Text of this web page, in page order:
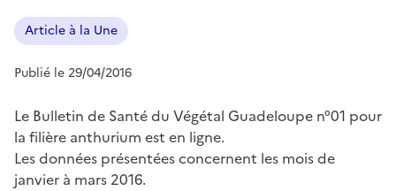
Article à la Une
Publié le 29/04/2016
Le Bulletin de Santé du Végétal Guadeloupe n°01 pour
la filière anthurium est en ligne.
Les données présentées concernent les mois de
janvier à mars 2016.